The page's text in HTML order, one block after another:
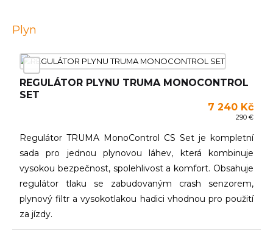
Plyn
REGULÁTOR PLYNU TRUMA MONOCONTROL
SET
7 240 Kč
290 €
Regulátor TRUMA MonoControl CS Set je kompletní
sada pro jednou plynovou láhev, která kombinuje
vysokou bezpečnost, spolehlivost a komfort. Obsahuje
regulátor tlaku se zabudovaným crash senzorem,
plynový filtr a vysokotlakou hadici vhodnou pro použití
za jízdy.